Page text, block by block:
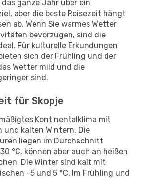
ganze Jahr über ein
aber die beste Reisezeit hängt
ab. Wenn Sie warmes Wetter
bevorzugen, sind die
Für kulturelle Erkundungen
sich der Frühling und der
Wetter mild und die
sind.
für Skopje
Kontinentalklima mit
und kalten Wintern. Die
liegen im Durchschnitt
°C, können aber auch an heißen
Die Winter sind kalt mit
-5 und 5 °C. Im Frühling und